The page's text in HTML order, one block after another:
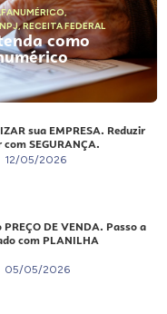
,
,RECEITA FEDERAL
como
sua EMPRESA. Reduzir
SEGURANÇA.
12/05/2026
DE VENDA. Passo a
com PLANILHA
05/05/2026